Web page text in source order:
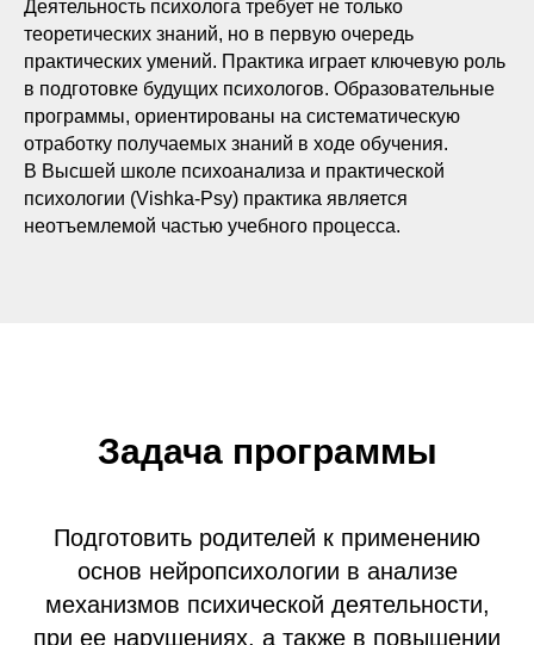
Деятельность психолога требует не только
теоретических знаний, но в первую очередь
практических умений. Практика играет ключевую роль
в подготовке будущих психологов. Образовательные
программы, ориентированы на систематическую
отработку получаемых знаний в ходе обучения.
В Высшей школе психоанализа и практической
психологии (Vishka-Psy) практика является
неотъемлемой частью учебного процесса.
Задача программы
Подготовить родителей к применению
основ нейропсихологии в анализе
механизмов психической деятельности,
при ее нарушениях, а также в повышении